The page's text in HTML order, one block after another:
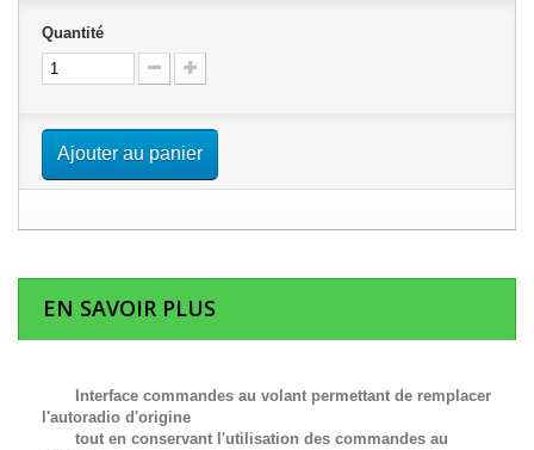
Quantité
Ajouter au panier
EN SAVOIR PLUS
Interface commandes au volant permettant de remplacer
l'autoradio d'origine
tout en conservant l'utilisation des commandes au